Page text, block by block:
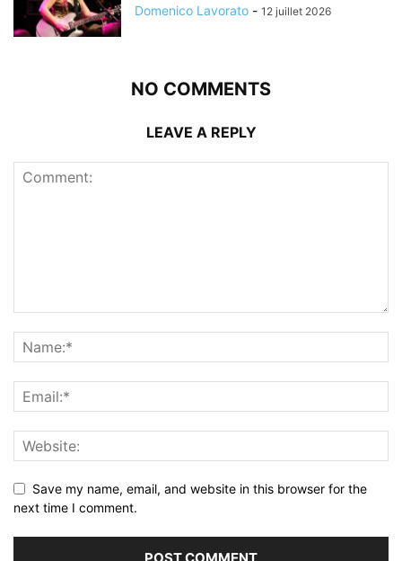
Domenico Lavorato - 12 juillet 2026
NO COMMENTS
LEAVE A REPLY
Save my name, email, and website in this browser for the
next time I comment.